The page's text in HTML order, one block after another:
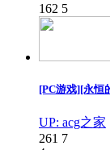
162 5
[PC游戏][永恒
UP: acg之家
261 7